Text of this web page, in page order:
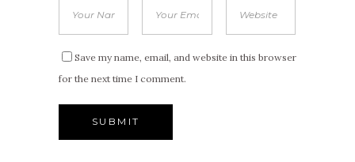
Save my name, email, and website in this browser
for the next time I comment.